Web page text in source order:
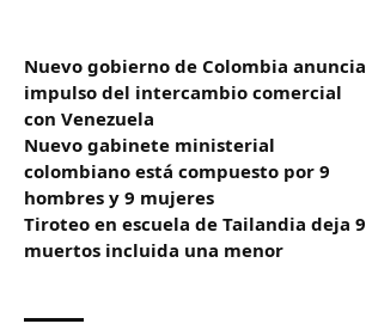
Nuevo gobierno de Colombia anuncia
impulso del intercambio comercial
con Venezuela
Nuevo gabinete ministerial
colombiano está compuesto por 9
hombres y 9 mujeres
Tiroteo en escuela de Tailandia deja 9
muertos incluida una menor